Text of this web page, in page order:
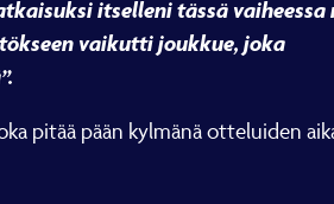
itselleni tässä
vaikutti joukkue, joka
pitää pään kylmänä otteluiden